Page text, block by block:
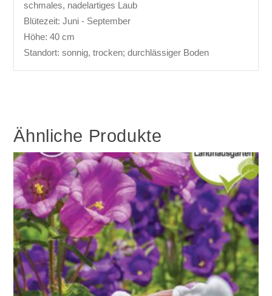
schmales, nadelartiges Laub
Blütezeit: Juni - September
Höhe: 40 cm
Standort: sonnig, trocken; durchlässiger Boden
Ähnliche Produkte